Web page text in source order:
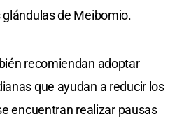
de Meibomio.
recomiendan adoptar
que ayudan a reducir los
encuentran realizar pausas